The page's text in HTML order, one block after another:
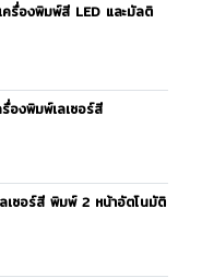
รื่องพิมพ์สี LED และมัลติ
องพิมพ์เลเซอร์สี
เซอร์สี พิมพ์ 2 หน้าอัตโนมัติ